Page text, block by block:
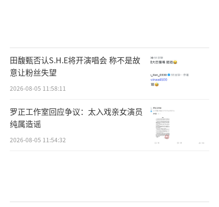
田馥甄否认S.H.E将开演唱会 称不是故
意让粉丝失望
2026-08-05 11:58:11
罗正工作室回应争议：太入戏亲女演员
纯属造谣
2026-08-05 11:54:32